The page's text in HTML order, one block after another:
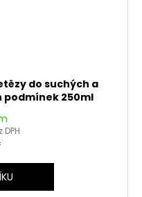
do suchých a
250ml